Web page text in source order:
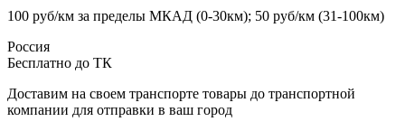
100 руб/км за пределы МКАД (0-30км); 50 руб/км (31-100км)
Россия
Бесплатно до ТК
Доставим на своем транспорте товары до транспортной
компании для отправки в ваш город